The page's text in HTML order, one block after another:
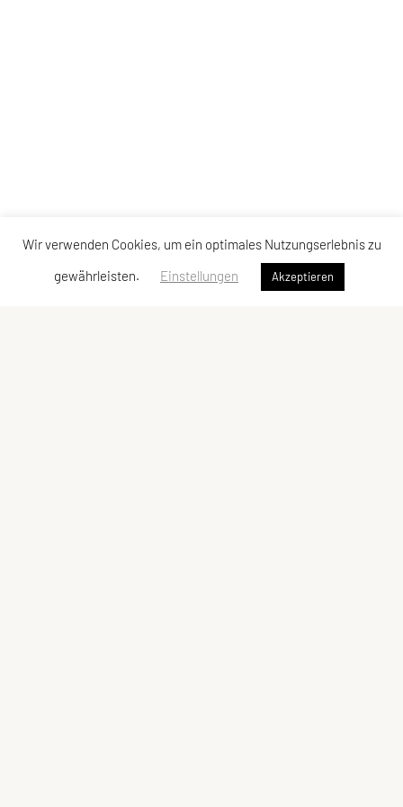
Wir verwenden Cookies, um ein optimales Nutzungserlebnis zu
gewährleisten.
Einstellungen Akzeptieren